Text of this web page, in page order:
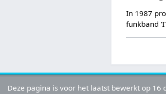
In 1987
funkband
Deze pagina is voor het laatst bewerkt op 16